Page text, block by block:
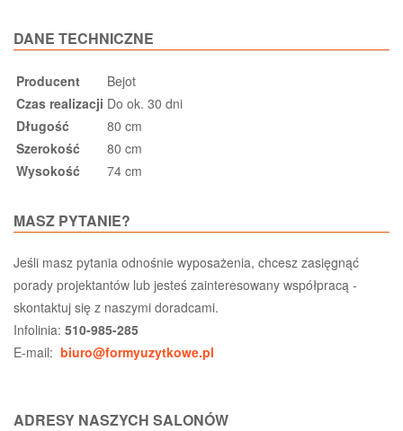
DANE TECHNICZNE
Producent
Bejot
Czas realizacji Do ok. 30 dni
Długość
80 cm
Szerokość
80 cm
Wysokość
74 cm
MASZ PYTANIE?
Jeśli masz pytania odnośnie wyposażenia, chcesz zasięgnąć
porady projektantów lub jesteś zainteresowany współpracą -
skontaktuj się z naszymi doradcami.
Infolinia: 510-985-285
E-mail: biuro@formyuzytkowe.pl
ADRESY NASZYCH SALONÓW